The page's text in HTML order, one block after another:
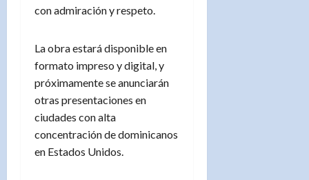
con admiración y respeto.
La obra estará disponible en
formato impreso y digital, y
próximamente se anunciarán
otras presentaciones en
ciudades con alta
concentración de dominicanos
en Estados Unidos.